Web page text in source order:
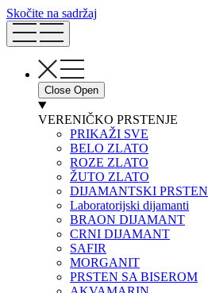
Skočite na sadržaj
Close Open
VERENIČKO PRSTENJE
PRIKAŽI SVE
BELO ZLATO
ROZE ZLATO
ŽUTO ZLATO
DIJAMANTSKI PRSTEN
Laboratorijski dijamanti
BRAON DIJAMANT
CRNI DIJAMANT
SAFIR
MORGANIT
PRSTEN SA BISEROM